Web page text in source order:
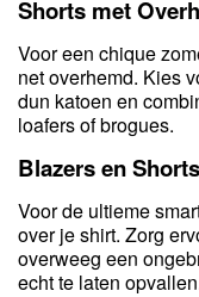
Shorts met
Voor een chique
net overhemd. Kies
dun katoen en
loafers of brogues.
Blazers en Shorts
Voor de ultieme
over je shirt. Zorg
overweeg een
echt te laten